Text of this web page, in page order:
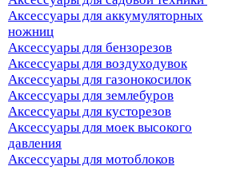
Аксессуары для аккумуляторных
ножниц
Аксессуары для бензорезов
Аксессуары для воздуходувок
Аксессуары для газонокосилок
Аксессуары для землебуров
Аксессуары для кусторезов
Аксессуары для моек высокого
давления
Аксессуары для мотоблоков